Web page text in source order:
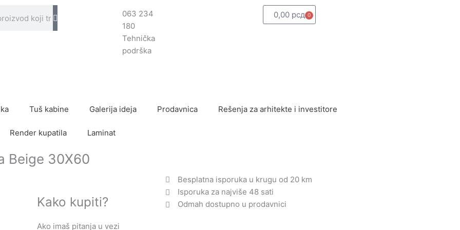
063 234
180
Tehnička
podrška
0,00 рсд 0
Cart
Tuš kabine Galerija ideja Prodavnica Rešenja za arhitekte i investitore
Render kupatila Laminat
Beige 30X60
Kako kupiti?
Ako imaš pitanja u vezi
Besplatna isporuka u krugu od 20 km
Isporuka za najviše 48 sati
Odmah dostupno u prodavnici